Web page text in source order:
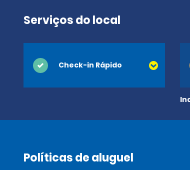
Serviços do local
Check-in Rápido
Políticas de aluguel